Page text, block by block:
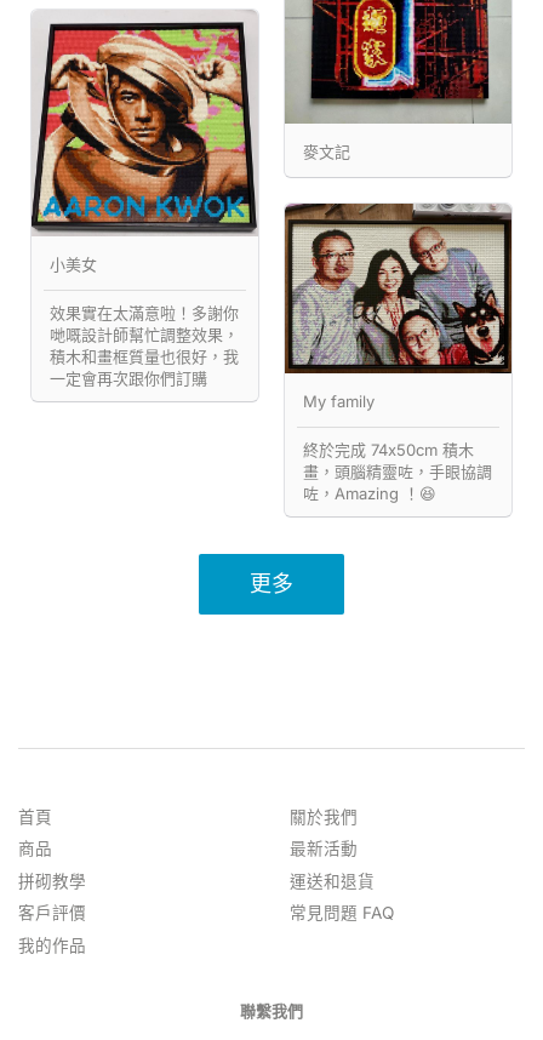
麥文記
小美女
效果實在太滿意啦！多謝你
哋嘅設計師幫忙調整效果，
積木和畫框質量也很好，我
一定會再次跟你們訂購
My family
終於完成 74x50cm 積木
畫，頭腦精靈咗，手眼協調
咗，Amazing ！😆
更多
首頁
商品
拼砌教學
客戶評價
我的作品
關於我們
最新活動
運送和退貨
常見問題 FAQ
聯繫我們